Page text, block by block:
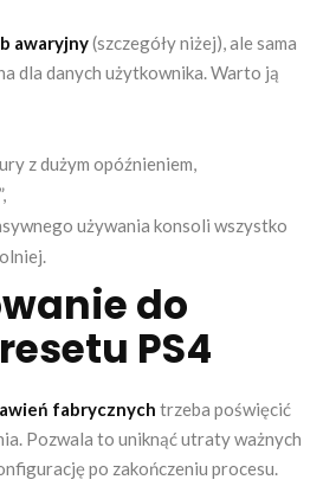
awaryjny(szczegóły niżej), ale sama
dla danych użytkownika. Warto ją
z dużym opóźnieniem,
używania konsoli wszystko
do
PS4
fabrycznych trzeba poświęcić
Pozwala to uniknąć utraty ważnych
po zakończeniu procesu.